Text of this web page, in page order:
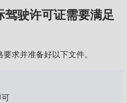
驶许可证需要满足
求并准备好以下文件。